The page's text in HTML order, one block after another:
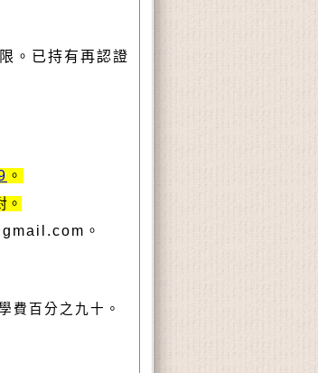
。已持有再認證
。
。
。
費百分之九十。